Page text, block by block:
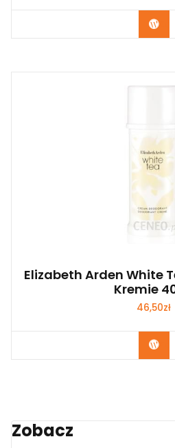
Elizabeth Arden White
Kremie
46,50zł
Zobacz